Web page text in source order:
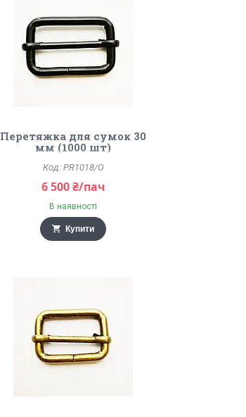
Перетяжка для сумок 30
мм (1000 шт)
PR1018/O
6 500 ₴/пач
В наявності
Купити